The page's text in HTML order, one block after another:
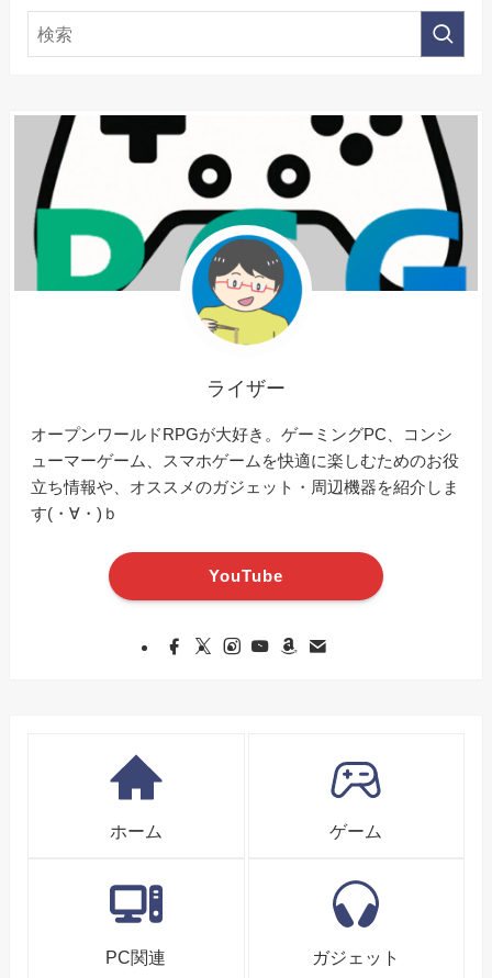
ライザー
オープンワールドRPGが大好き。ゲーミングPC、コンシ
ューマーゲーム、スマホゲームを快適に楽しむためのお役
立ち情報や、オススメのガジェット・周辺機器を紹介しま
す(・∀・)ｂ
YouTube
ホーム ゲーム
PC関連 ガジェット